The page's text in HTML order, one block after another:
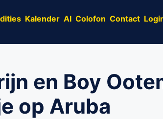
Kalender AI Colofon Contact
en Boy
op Aruba